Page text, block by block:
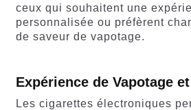
ceux qui souhaitent une
personnalisée ou préfèrent
de saveur de vapotage.
Expérience de Vapotage
Les cigarettes électroniques